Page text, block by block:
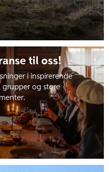
til oss!
i inspirerende
grupper og store